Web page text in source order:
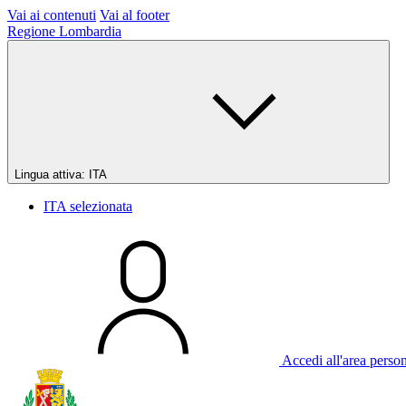
Vai ai contenuti Vai al footer
Regione Lombardia
Lingua attiva: ITA
ITA selezionata
Accedi all'area